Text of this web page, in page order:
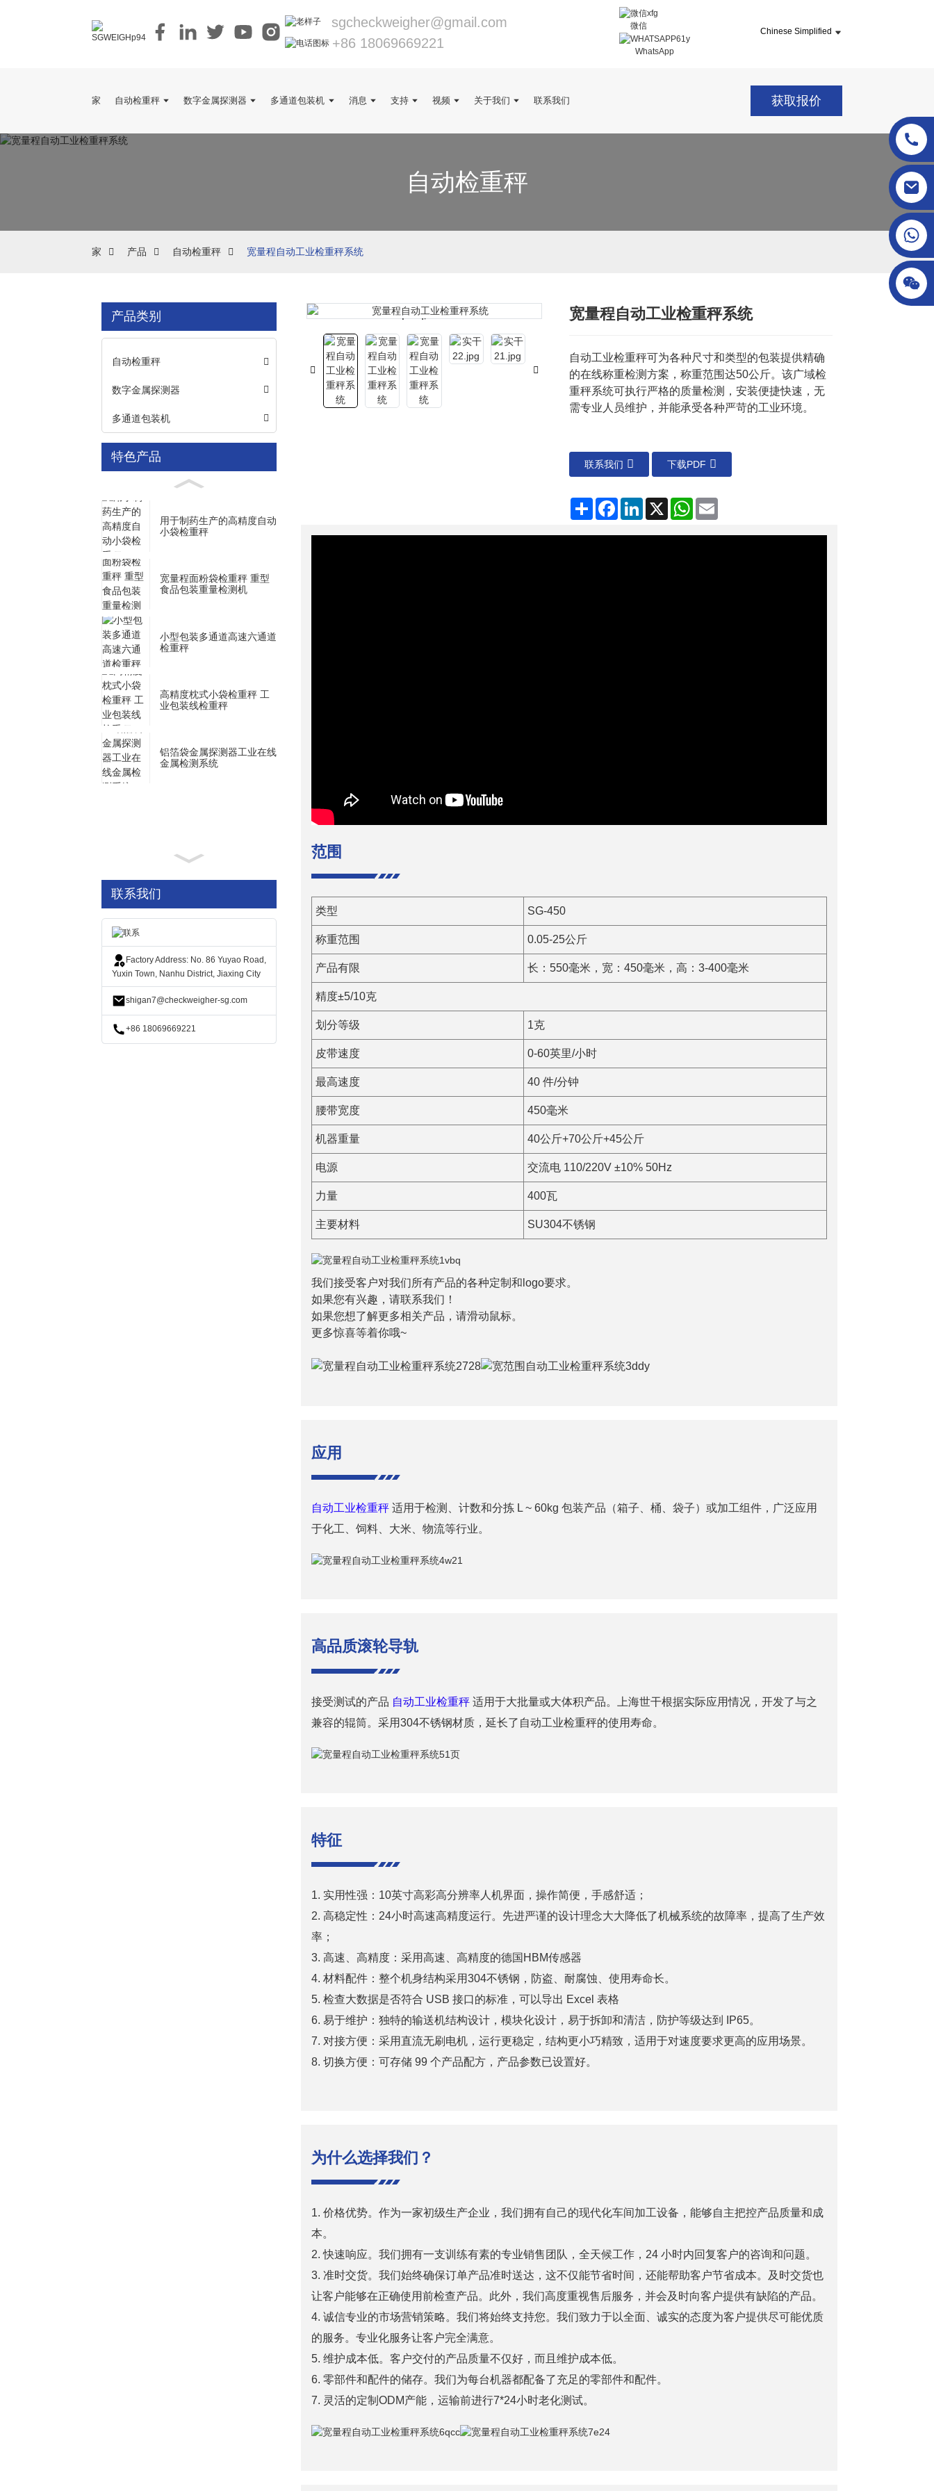
sgcheckweigher@gmail.com
+86 18069669221
微信
WhatsApp
Chinese Simplified
家 自动检重秤 数字金属探测器 多通道包装机 消息 支持 视频 关于我们 联系我们 获取报价
自动检重秤
家 产品 自动检重秤 宽量程自动工业检重秤系统
产品类别
自动检重秤
数字金属探测器
多通道包装机
特色产品
用于制药生产的高精度自动
小袋检重秤
宽量程面粉袋检重秤 重型
食品包装重量检测机
小型包装多通道高速六通道
检重秤
高精度枕式小袋检重秤 工
业包装线检重秤
铝箔袋金属探测器工业在线
金属检测系统
联系我们
Factory Address: No. 86 Yuyao Road,
Yuxin Town, Nanhu District, Jiaxing City
shigan7@checkweigher-sg.com
+86 18069669221
Loading...
Loading... Loading...
Loading... Loading...
Loading...
宽量程自动工业检重秤系统
自动工业检重秤可为各种尺寸和类型的包装提供精确
的在线称重检测方案，称重范围达50公斤。该广域检
重秤系统可执行严格的质量检测，安装便捷快速，无
需专业人员维护，并能承受各种严苛的工业环境。
联系我们 下载PDF
分
享
FacebookLinkedIn
X WhatsApp
件
范围
类型 SG-450
称重范围 0.05-25公斤
产品有限 长：550毫米，宽：450毫米，高：3-400毫米
精度±5/10克
划分等级 1克
皮带速度 0-60英里/小时
最高速度 40 件/分钟
腰带宽度 450毫米
机器重量 40公斤+70公斤+45公斤
电源 交流电 110/220V ±10% 50Hz
力量 400瓦
主要材料 SU304不锈钢
我们接受客户对我们所有产品的各种定制和logo要求。
如果您有兴趣，请联系我们！
如果您想了解更多相关产品，请滑动鼠标。
更多惊喜等着你哦~
应用
自动工业检重秤 适用于检测、计数和分拣 L ~ 60kg 包装产品（箱子、桶、袋子）或加工组件，广泛应用
于化工、饲料、大米、物流等行业。
高品质滚轮导轨
接受测试的产品 自动工业检重秤 适用于大批量或大体积产品。上海世干根据实际应用情况，开发了与之
兼容的辊筒。采用304不锈钢材质，延长了自动工业检重秤的使用寿命。
特征
1. 实用性强：10英寸高彩高分辨率人机界面，操作简便，手感舒适；
2. 高稳定性：24小时高速高精度运行。先进严谨的设计理念大大降低了机械系统的故障率，提高了生产效
率；
3. 高速、高精度：采用高速、高精度的德国HBM传感器
4. 材料配件：整个机身结构采用304不锈钢，防盗、耐腐蚀、使用寿命长。
5. 检查大数据是否符合 USB 接口的标准，可以导出 Excel 表格
6. 易于维护：独特的输送机结构设计，模块化设计，易于拆卸和清洁，防护等级达到 IP65。
7. 对接方便：采用直流无刷电机，运行更稳定，结构更小巧精致，适用于对速度要求更高的应用场景。
8. 切换方便：可存储 99 个产品配方，产品参数已设置好。
为什么选择我们？
1. 价格优势。作为一家初级生产企业，我们拥有自己的现代化车间加工设备，能够自主把控产品质量和成
本。
2. 快速响应。我们拥有一支训练有素的专业销售团队，全天候工作，24 小时内回复客户的咨询和问题。
3. 准时​​交货。我们始终确保订单产品准时送达，这不仅能节省时间，还能帮助客户节省成本。及时交货也
让客户能够在正确使用前检查产品。此外，我们高度重视售后服务，并会及时向客户提供有缺陷的产品。
4. 诚信专业的市场营销策略。我们将始终支持您。我们致力于以全面、诚实的态度为客户提供尽可能优质
的服务。专业化服务让客户完全满意。
5. 维护成本低。客户交付的产品质量不仅好，而且维护成本低。
6. 零部件和配件的储存。我们为每台机器都配备了充足的零部件和配件。
7. 灵活的定制ODM产能，运输前进行7*24小时老化测试。